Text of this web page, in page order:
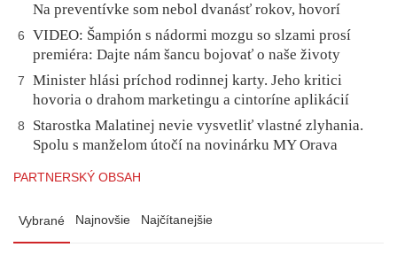
Na preventívke som nebol dvanásť rokov, hovorí
6
VIDEO: Šampión s nádormi mozgu so slzami prosí
premiéra: Dajte nám šancu bojovať o naše životy
7
Minister hlási príchod rodinnej karty. Jeho kritici
hovoria o drahom marketingu a cintoríne aplikácií
8
Starostka Malatinej nevie vysvetliť vlastné zlyhania.
Spolu s manželom útočí na novinárku MY Orava
PARTNERSKÝ OBSAH
Vybrané Najnovšie Najčítanejšie